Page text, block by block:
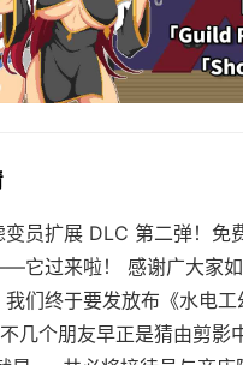
员扩展 DLC 第二弹！免
它过来啦！ 感谢广大家
们终于要发放布《水电
几个朋友早正是猜由剪影